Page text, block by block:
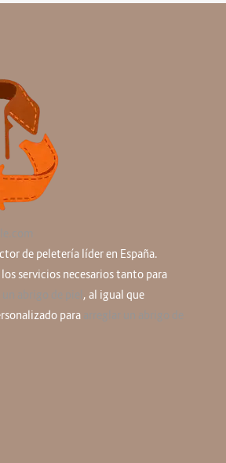
de peletería líder en España.
servicios necesarios tanto para
, al igual que
para